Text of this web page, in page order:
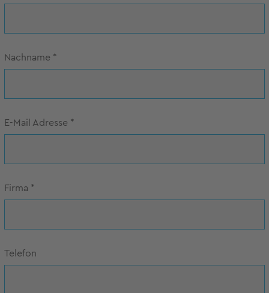
Nachname *
E-Mail Adresse *
Firma *
Telefon